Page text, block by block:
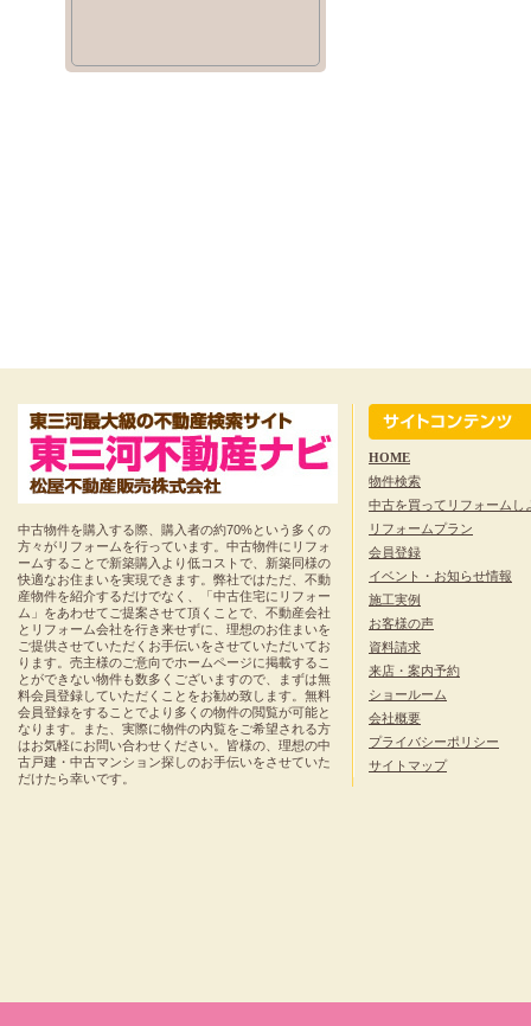
中古物件を購入する際、購入者の約70%という多くの
方々がリフォームを行っています。中古物件にリフォ
ームすることで新築購入より低コストで、新築同様の
快適なお住まいを実現できます。弊社ではただ、不動
産物件を紹介するだけでなく、「中古住宅にリフォー
ム」をあわせてご提案させて頂くことで、不動産会社
とリフォーム会社を行き来せずに、理想のお住まいを
ご提供させていただくお手伝いをさせていただいてお
ります。売主様のご意向でホームページに掲載するこ
とができない物件も数多くございますので、まずは無
料会員登録していただくことをお勧め致します。無料
会員登録をすることでより多くの物件の閲覧が可能と
なります。また、実際に物件の内覧をご希望される方
はお気軽にお問い合わせください。皆様の、理想の中
古戸建・中古マンション探しのお手伝いをさせていた
だけたら幸いです。
HOME
物件検索
中古を買ってリフォームし
リフォームプラン
会員登録
イベント・お知らせ情報
施工実例
お客様の声
資料請求
来店・案内予約
ショールーム
会社概要
プライバシーポリシー
サイトマップ